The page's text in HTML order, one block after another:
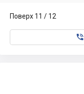
Поверх 11 / 12
